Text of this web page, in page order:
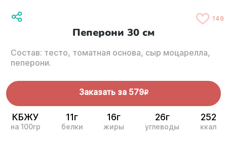
149
Пеперони 30 см
Состав: тесто, томатная основа, сыр моцарелла,
пеперони.
Заказать за 579R
КБЖУ
на 100гр
11г
белки
16г
жиры
26г
углеводы
252
ккал